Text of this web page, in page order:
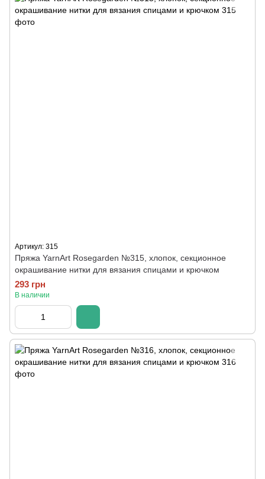
Артикул: 315
Пряжа YarnArt Rosegarden №315, хлопок, секционное
окрашивание нитки для вязания спицами и крючком
293 грн
В наличии